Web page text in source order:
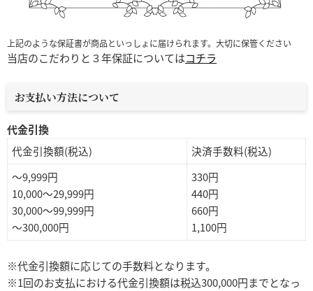
上記のような保証書が商品といっしょに届けられます。大切に保管ください
当店のこだわりと３年保証についてはコチラ
お支払い方法について
代金引換
代金引換額(税込)
決済手数料(税込)
～9,999円
10,000～29,999円
30,000～99,999円
～300,000円
330円
440円
660円
1,100円
※代金引換額に応じての手数料となります。
※1回のお支払における代金引換額は税込300,000円までとなっ